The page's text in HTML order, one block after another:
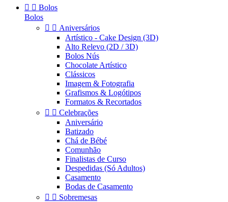
  Bolos
Bolos
  Aniversários
Artístico - Cake Design (3D)
Alto Relevo (2D / 3D)
Bolos Nús
Chocolate Artístico
Clássicos
Imagem & Fotografia
Grafismos & Logótipos
Formatos & Recortados
  Celebrações
Aniversário
Batizado
Chá de Bébé
Comunhão
Finalistas de Curso
Despedidas (Só Adultos)
Casamento
Bodas de Casamento
  Sobremesas